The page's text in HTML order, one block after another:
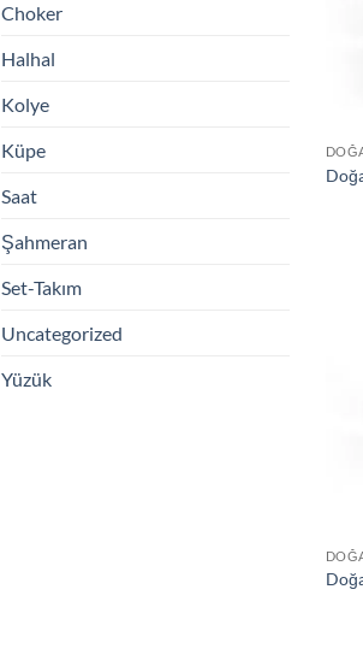
Choker
Halhal
Kolye
Küpe
Saat
Şahmeran
Set-Takım
Uncategorized
Yüzük